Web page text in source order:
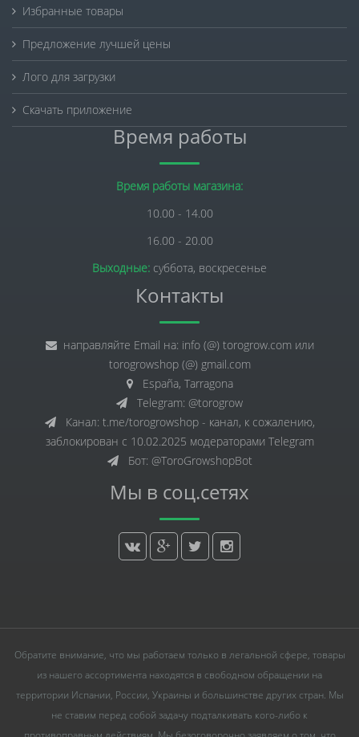
Избранные товары
Предложение лучшей цены
Лого для загрузки
Скачать приложение
Время работы
Время работы магазина:
10.00 - 14.00
16.00 - 20.00
Выходные: суббота, воскресенье
Контакты
направляйте Email на: info (@) torogrow.com или
torogrowshop (@) gmail.com
España, Tarragona
Telegram: @torogrow
Канал: t.me/torogrowshop - канал, к сожалению,
заблокирован с 10.02.2025 модераторами Telegram
Бот: @ToroGrowshopBot
Мы в соц.сетях
Обратите внимание, что мы работаем только в легальной сфере, товары
из нашего ассортимента находятся в свободном обращении на
территории Испании, России, Украины и большинстве других стран. Мы
не ставим перед собой задачу подталкивать кого-либо к